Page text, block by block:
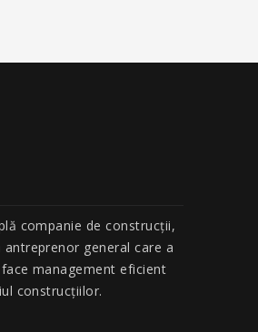
companie de construcţii,
antreprenor general care a
management eficient
construcțiilor.